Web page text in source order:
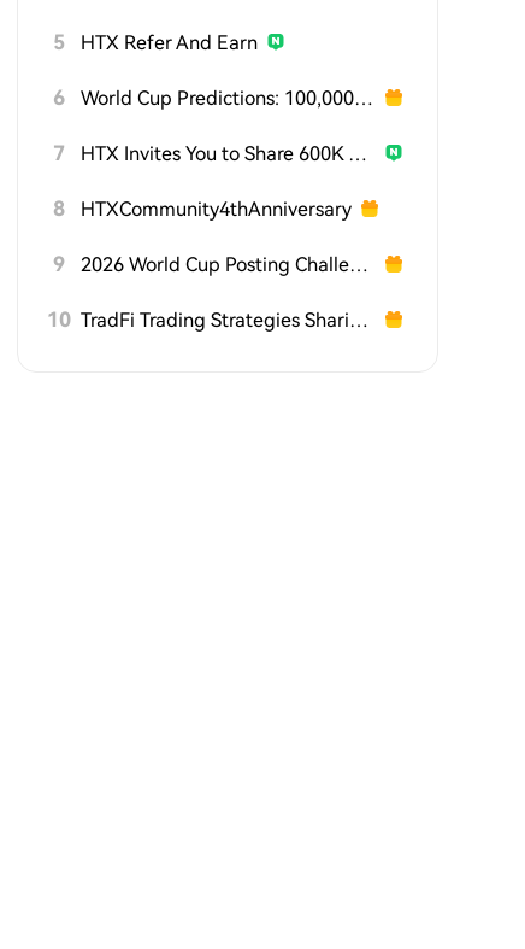
5 HTX Refer And Earn
6 World Cup Predictions: 100,000 USDT Daily
7 HTX Invites You to Share 600K USDT in Gift Packs
8 HTXCommunity4thAnniversary
9 2026 World Cup Posting Challenge on HTX Square
10 TradFi Trading Strategies Sharing Challenge